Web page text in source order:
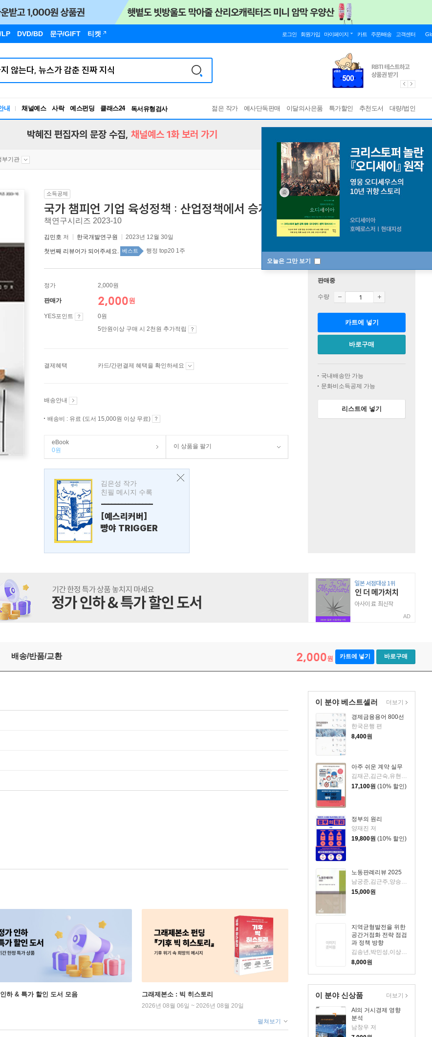
LP DVD/BD 문구/GIFT 티켓 로그인 회원가입 마이페이지 카트 주문/배송 고객센터
내 채널예스 사락 예스펀딩 클래스24
독서유형검사
RBTI Lab
젊은 작가 예사단독판매 이달의사은품 특가할인 추천도서 대량/법인
오늘은 그만 보기
박혜진 편집자의 문장 수집, 채널예스 1화 보러 가기
부기관
소득공제
국가 챔피언 기업 육성정책 : 산업정책에서 승자 선정 전략의 효과와 시사점
책연구시리즈 2023-10
김민호 저 한국개발연구원 2023년 12월 30일
첫번째 리뷰어가 되어주세요. 베스트 행정 top20 1주
정가 2,000원
판매가 2,000원
YES포인트
0원
5만원이상 구매 시 2천원 추가적립
결제혜택 카드/간편결제 혜택을 확인하세요
배송안내
배송비 : 유료 (도서 15,000원 이상 무료)
eBook
0원
이 상품을 팔기
김은성 작가
친필 메시지 수록
---------------
[예스리커버]
빵야 TRIGGER
판매중
수량
카트에 넣기
바로구매
국내배송만 가능
문화비소득공제 가능
리스트에 넣기
AD
전략의 효과와 시사점
배송/반품/교환 2,000원 카트에 넣기 바로구매
이 분야 베스트셀러
경제금융용어 800선
한국은행 편
8,400원
아주 쉬운 계약 실무
김재곤,김근숙,유현승,김종욱,정호영 공저
17,100원 (10% 할인)
정부의 원리
양재진 저
19,800원 (10% 할인)
노동판례리뷰 2025
남궁준,김근주,양승엽,이슬기 저
15,000원
지역균형발전을 위한
공간거점화 전략 점검
과 정책 방향
8,000원
더보기
이 분야 신상품
AI의 거시경제 영향
분석
남창우 저
더보기
하 & 특가 할인 도서 모음 그래제본소 : 빅 히스토리
2026년 08월 06일 ~ 2026년 08월 20일
펼쳐보기